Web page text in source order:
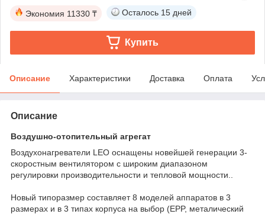
Экономия 11330 ₸ Осталось 15 дней
Купить
Описание Характеристики Доставка Оплата
Описание
Воздушно-отопительный агрегат
Воздухонагреватели LEO оснащены новейшей генерации 3-
скоростным вентилятором с широким диапазоном
регулировки производительности и тепловой мощности..
Новый типоразмер составляет 8 моделей аппаратов в 3
размерах и в 3 типах корпуса на выбор (EPP, металический